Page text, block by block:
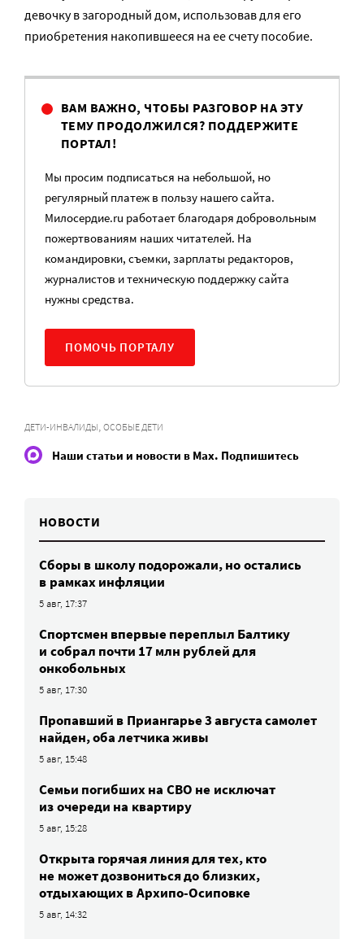
девочку в загородный дом, использовав для его
приобретения накопившееся на ее счету пособие.
ВАМ ВАЖНО, ЧТОБЫ РАЗГОВОР НА ЭТУ
ТЕМУ ПРОДОЛЖИЛСЯ? ПОДДЕРЖИТЕ
ПОРТАЛ!
Мы просим подписаться на небольшой, но
регулярный платеж в пользу нашего сайта.
Милосердие.ru работает благодаря добровольным
пожертвованиям наших читателей. На
командировки, съемки, зарплаты редакторов,
журналистов и техническую поддержку сайта
нужны средства.
ПОМОЧЬ ПОРТАЛУ
ДЕТИ-ИНВАЛИДЫ, ОСОБЫЕ ДЕТИ
Наши статьи и новости в Max. Подпишитесь
НОВОСТИ
Сборы в школу подорожали, но остались
в рамках инфляции
5 авг, 17:37
Спортсмен впервые переплыл Балтику
и собрал почти 17 млн рублей для
онкобольных
5 авг, 17:30
Пропавший в Приангарье 3 августа самолет
найден, оба летчика живы
5 авг, 15:48
Семьи погибших на СВО не исключат
из очереди на квартиру
5 авг, 15:28
Открыта горячая линия для тех, кто
не может дозвониться до близких,
отдыхающих в Архипо-Осиповке
5 авг, 14:32